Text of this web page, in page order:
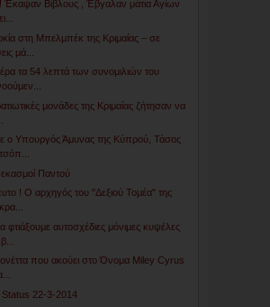
Έκαψαν Βίβλους , Έβγαλαν μάτια Αγίων
στη Μπελμπέκ της Κριμαίας – σε
μά...
τα 54 λεπτά των συνομιλιών του
μονάδες της Κριμαίας ζήτησαν να
ο Υπουργός Άμυνας της Κύπρού, Τάσος
Παντού
! Ο αρχηγός του "Δεξιού Τομέα" της
φτιάξουμε αυτοσχέδιες μόνιμες κυψέλες
που ακούει στο Όνομα Miley Cyrus
Status 22-3-2014